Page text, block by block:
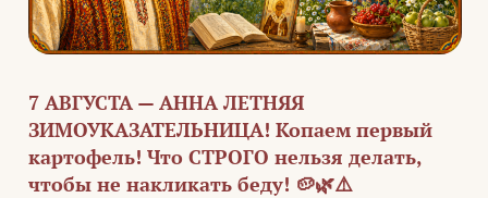
7 АВГУСТА — АННА ЛЕТНЯЯ
ЗИМОУКАЗАТЕЛЬНИЦА! Копаем первый
картофель! Что СТРОГО нельзя делать,
чтобы не накликать беду! 🥔🌿⚠️